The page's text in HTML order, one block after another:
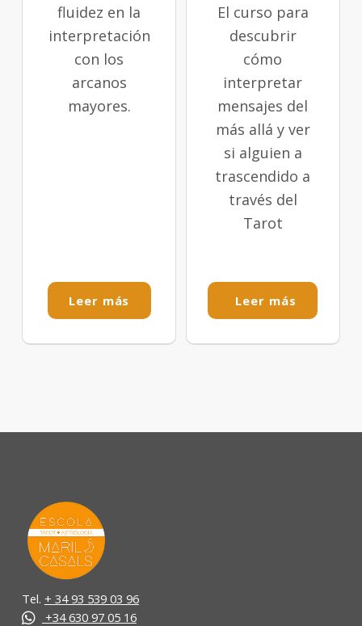
fluidez en la
interpretación
con los
arcanos
mayores.
Leer más
El curso para
descubrir
cómo
interpretar
mensajes del
más allá y ver
si alguien a
trascendido a
través del
Tarot
Leer más
Tel. + 34 93 539 03 96
+34 630 97 05 16